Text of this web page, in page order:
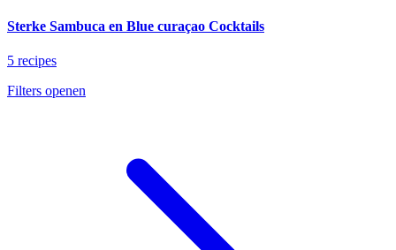
Sterke Sambuca en Blue curaçao Cocktails
5 recipes
Filters openen